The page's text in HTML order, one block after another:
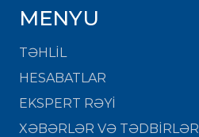
MENYU
TƏHLİL
HESABATLAR
EKSPERT RƏYİ
XƏBƏRLƏR VƏ TƏDBİRLƏR